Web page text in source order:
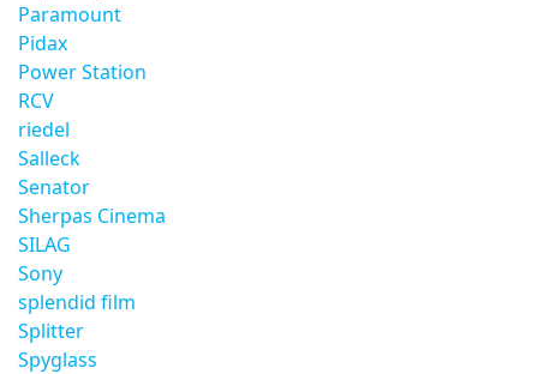
Paramount
Pidax
Power Station
RCV
riedel
Salleck
Senator
Sherpas Cinema
SILAG
Sony
splendid film
Splitter
Spyglass